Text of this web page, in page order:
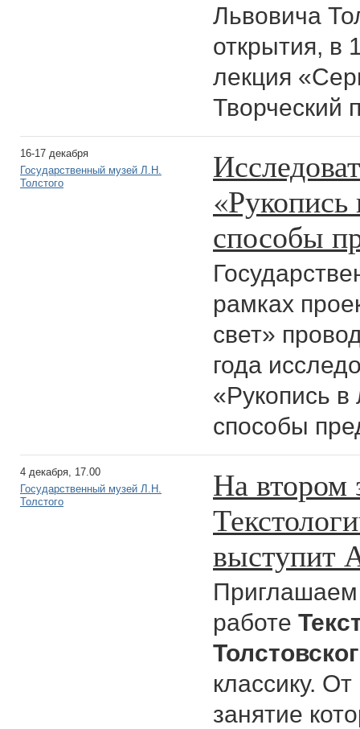
Львовича
открытия, в
лекция
Творческий
16-17 декабря
Государственный музей Л.Н.
Толстого
способы
рамках
свет»
года
«Рукопись
способы
4 декабря, 17.00
Государственный музей Л.Н.
Толстого
На втором
выступит
Приглашаем
работе
классику.
занятие